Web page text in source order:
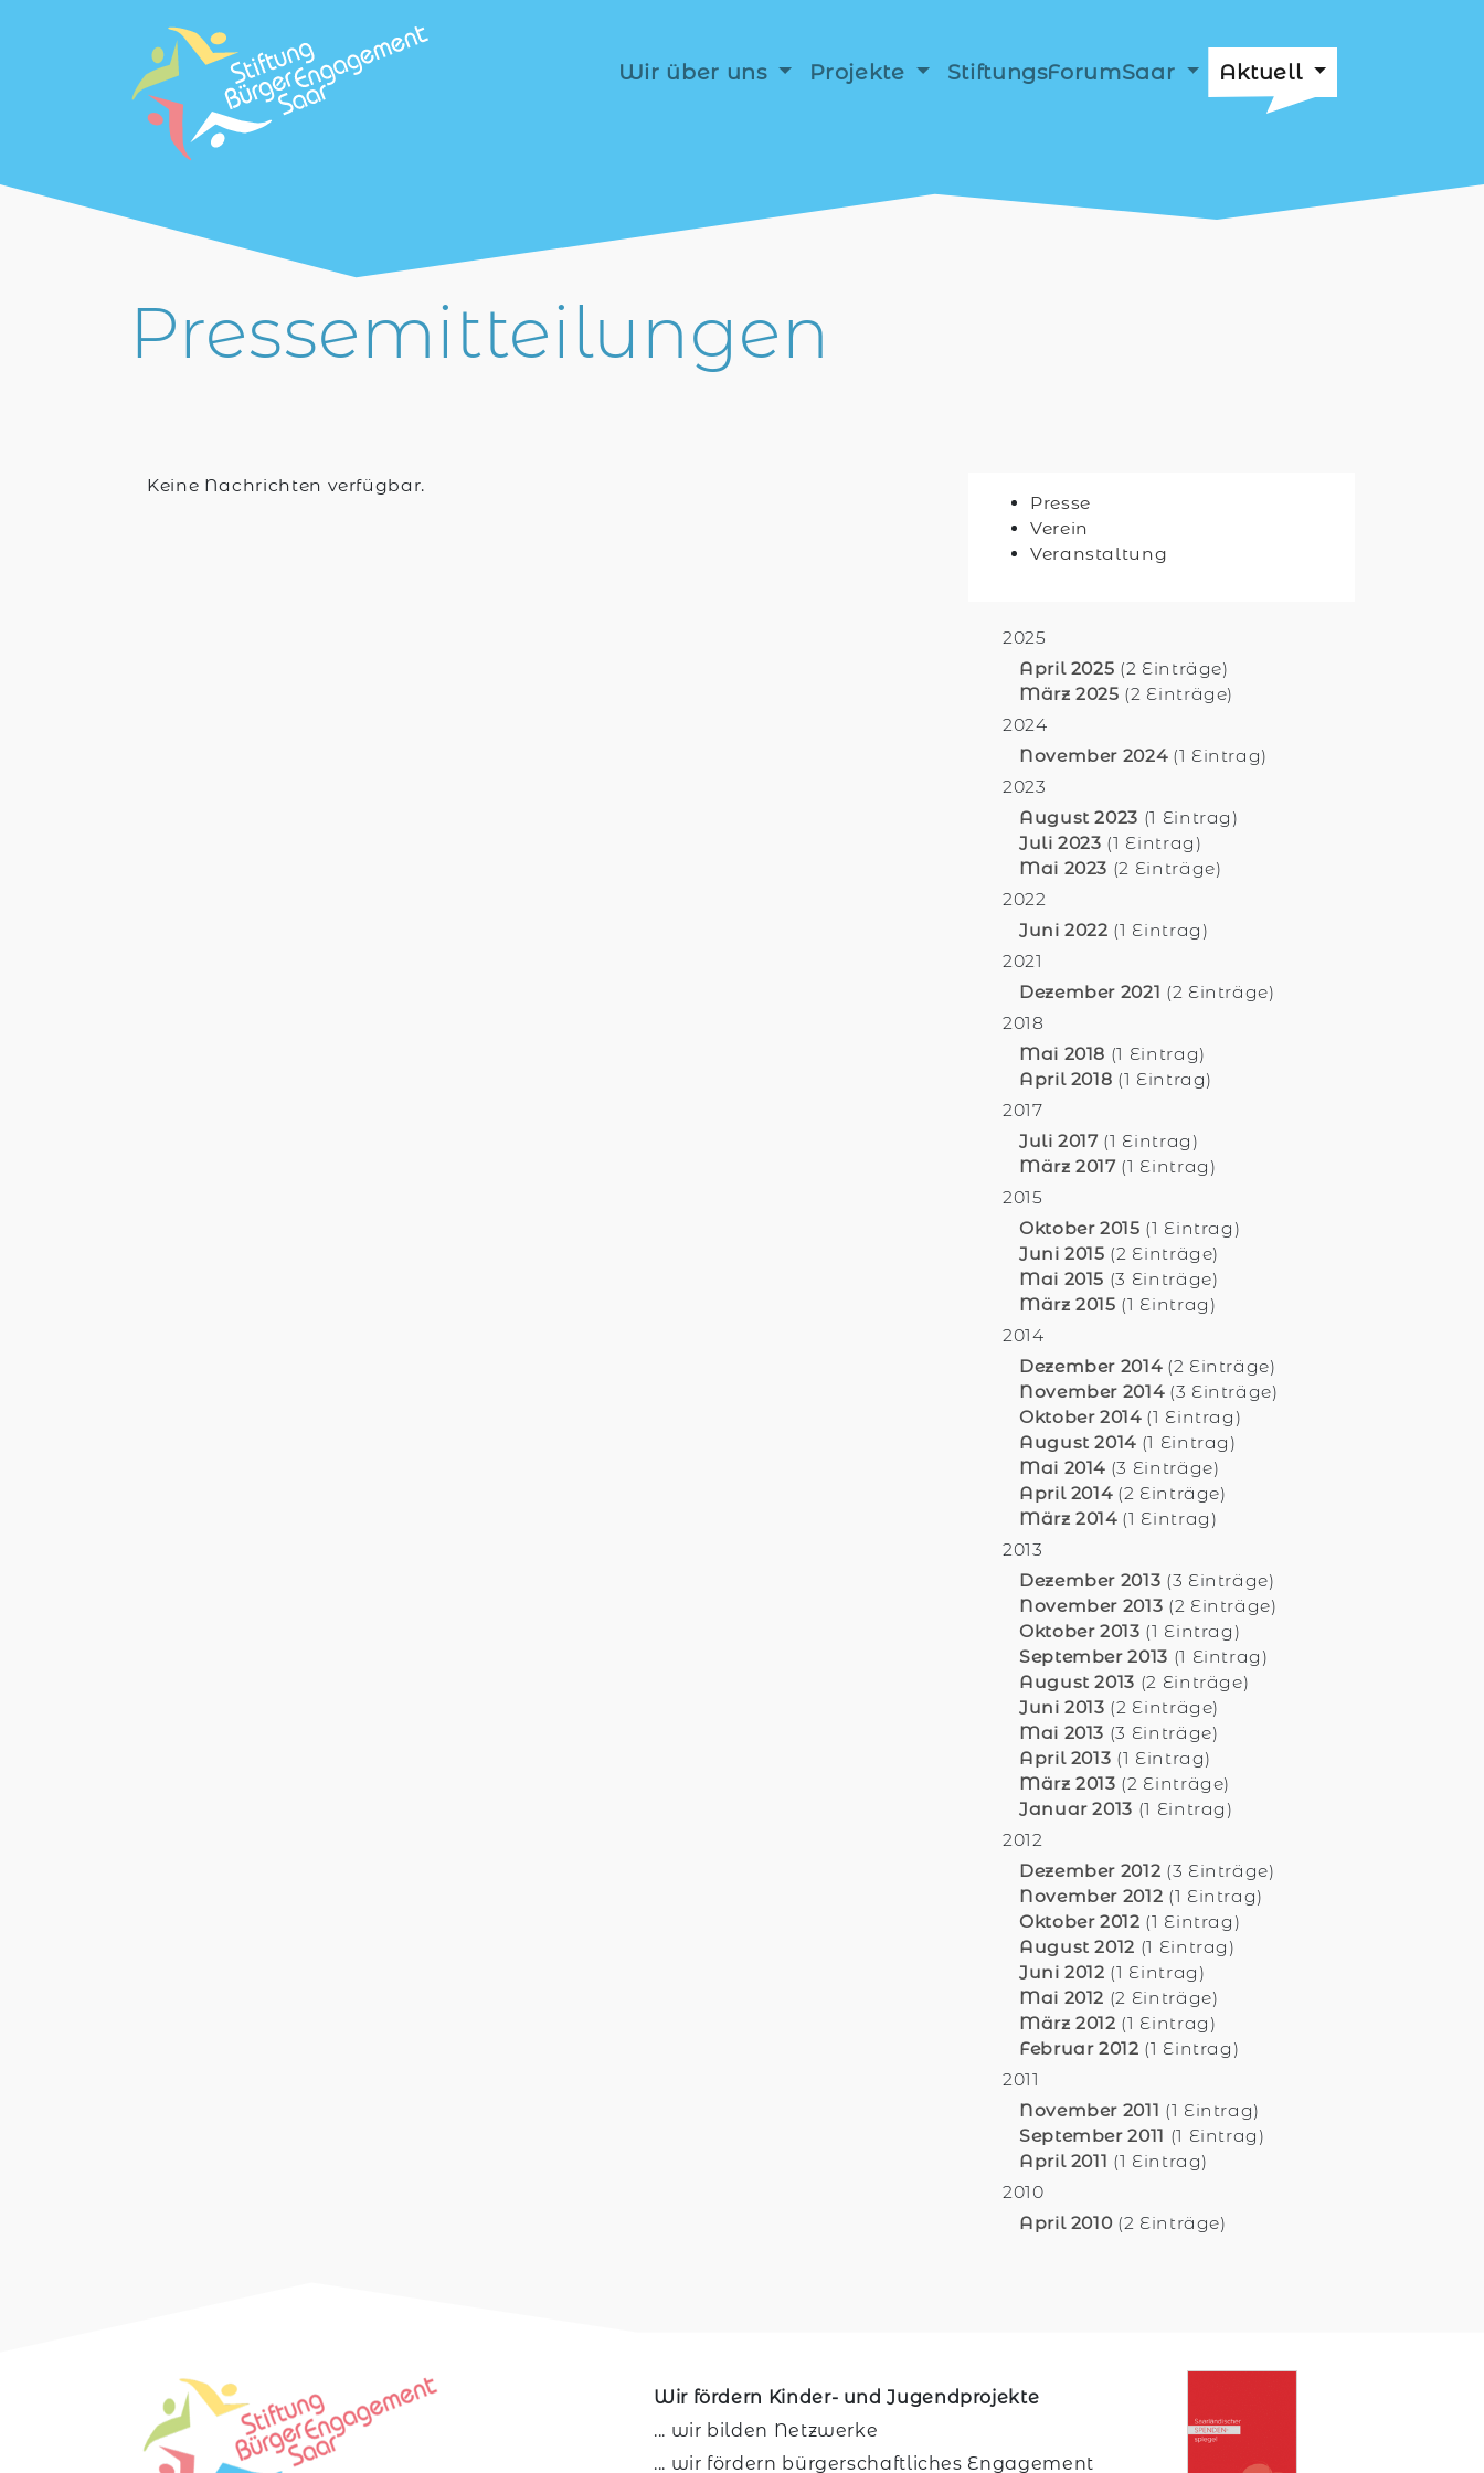
Wir über uns Projekte StiftungsForumSaar Aktuell
Pressemitteilungen
Presse
Verein
Veranstaltung
2025
April 2025 (2 Einträge)
März 2025 (2 Einträge)
2024
November 2024(1 Eintrag)
2023
August 2023 (1 Eintrag)
Juli 2023 (1 Eintrag)
Mai 2023 (2 Einträge)
2022
Juni 2022 (1 Eintrag)
2021
Dezember 2021 (2 Einträge)
2018
Mai 2018 (1 Eintrag)
April 2018 (1 Eintrag)
2017
Juli 2017(1 Eintrag)
März 2017(1 Eintrag)
2015
Oktober 2015 (1 Eintrag)
Juni 2015 (2 Einträge)
Mai 2015 (3 Einträge)
März 2015 (1 Eintrag)
2014
Dezember 2014(2 Einträge)
November 2014(3 Einträge)
Oktober 2014(1 Eintrag)
August 2014 (1 Eintrag)
Mai 2014 (3 Einträge)
April 2014(2 Einträge)
März 2014(1 Eintrag)
2013
Dezember 2013 (3 Einträge)
November 2013 (2 Einträge)
Oktober 2013 (1 Eintrag)
September 2013 (1 Eintrag)
August 2013 (2 Einträge)
Juni 2013 (2 Einträge)
Mai 2013 (3 Einträge)
April 2013 (1 Eintrag)
März 2013 (2 Einträge)
Januar 2013 (1 Eintrag)
2012
Dezember 2012 (3 Einträge)
November 2012 (1 Eintrag)
Oktober 2012 (1 Eintrag)
August 2012 (1 Eintrag)
Juni 2012 (1 Eintrag)
Mai 2012 (2 Einträge)
März 2012 (1 Eintrag)
Februar 2012 (1 Eintrag)
2011
November 2011 (1 Eintrag)
September 2011 (1 Eintrag)
April 2011 (1 Eintrag)
2010
April 2010(2 Einträge)
Keine Nachrichten verfügbar.
Wir fördern Kinder- und Jugendprojekte
... wir bilden Netzwerke
... wir fördern bürgerschaftliches Engagement